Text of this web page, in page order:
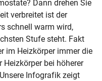
Dann drehen Sie
verbreitet ist der
schnell warm wird,
Stufe steht. Fakt
im Heizkörper immer die
bei höherer
Infografik zeigt